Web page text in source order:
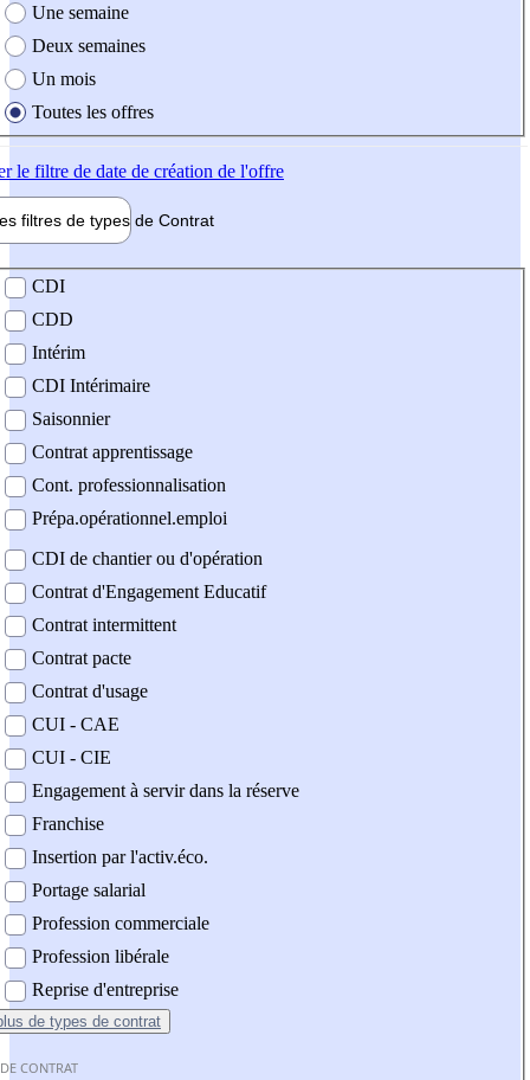
Une semaine
Deux semaines
Un mois
Toutes les offres
le filtre de date de création de l'offre
filtres de types de Contrat
contrat
CDI
CDD
Intérim
CDI Intérimaire
Saisonnier
Contrat apprentissage
Cont. professionnalisation
Prépa.opérationnel.emploi
CDI de chantier ou d'opération
Contrat d'Engagement Educatif
Contrat intermittent
Contrat pacte
Contrat d'usage
CUI - CAE
CUI - CIE
Engagement à servir dans la réserve
Franchise
Insertion par l'activ.éco.
Portage salarial
Profession commerciale
Profession libérale
Reprise d'entreprise
de types de contrat
CONTRAT